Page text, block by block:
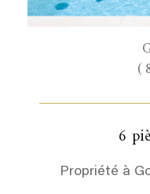
6
Propriété à